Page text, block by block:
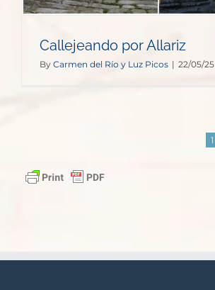
Callejeando por Allariz
By Carmen del Río y Luz Picos | 22/05/25
1